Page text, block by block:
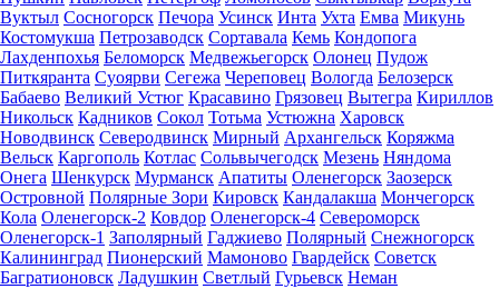
Вуктыл Сосногорск Печора Усинск Инта Ухта Емва Микунь
Костомукша Петрозаводск Сортавала Кемь Кондопога
Лахденпохья Беломорск Медвежьегорск Олонец Пудож
Питкяранта Суоярви Сегежа Череповец Вологда Белозерск
Бабаево Великий Устюг Красавино Грязовец Вытегра Кириллов
Никольск Кадников Сокол Тотьма Устюжна Харовск
Новодвинск Северодвинск Мирный Архангельск Коряжма
Вельск Каргополь Котлас Сольвычегодск Мезень Няндома
Онега Шенкурск Мурманск Апатиты Оленегорск Заозерск
Островной Полярные Зори Кировск Кандалакша Мончегорск
Кола Оленегорск-2 Ковдор Оленегорск-4 Североморск
Оленегорск-1 Заполярный Гаджиево Полярный Снежногорск
Калининград Пионерский Мамоново Гвардейск Советск
Багратионовск Ладушкин Светлый Гурьевск Неман